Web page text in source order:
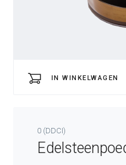
IN WINKELWAGEN
0 (DDCI)